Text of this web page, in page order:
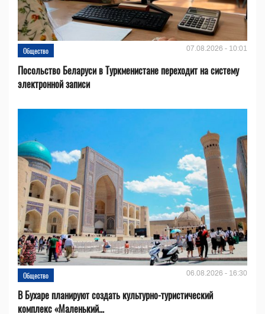
Общество 07.08.2026 - 10:01
Посольство Беларуси в Туркменистане переходит на систему
электронной записи
Общество 06.08.2026 - 16:30
В Бухаре планируют создать культурно-туристический
комплекс «Маленький...